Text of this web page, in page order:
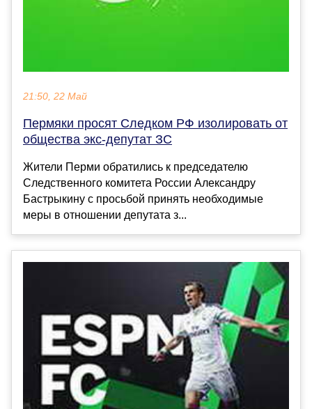
21:50, 22 Май
Пермяки просят Следком РФ изолировать от
общества экс-депутат ЗС
Жители Перми обратились к председателю
Следственного комитета России Александру
Бастрыкину с просьбой принять необходимые
меры в отношении депутата з...